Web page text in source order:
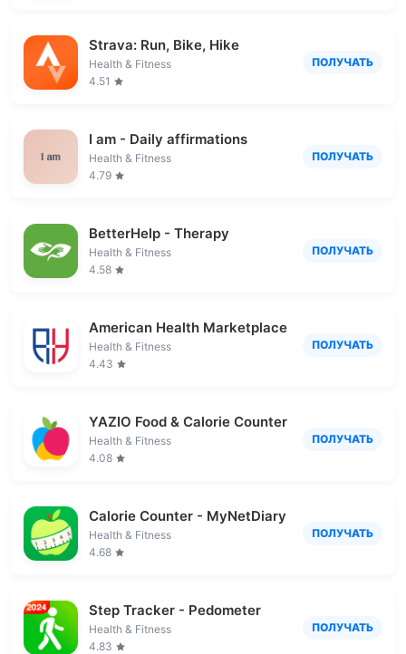
Strava: Run, Bike, Hike
Health & Fitness
4.51
ПОЛУЧАТЬ
I am - Daily affirmations
Health & Fitness
4.79
ПОЛУЧАТЬ
BetterHelp - Therapy
Health & Fitness
4.58
ПОЛУЧАТЬ
American Health Marketplace
Health & Fitness
4.43
ПОЛУЧАТЬ
YAZIO Food & Calorie Counter
Health & Fitness
4.08
ПОЛУЧАТЬ
Calorie Counter - MyNetDiary
Health & Fitness
4.68
ПОЛУЧАТЬ
Step Tracker - Pedometer
Health & Fitness
4.83
ПОЛУЧАТЬ